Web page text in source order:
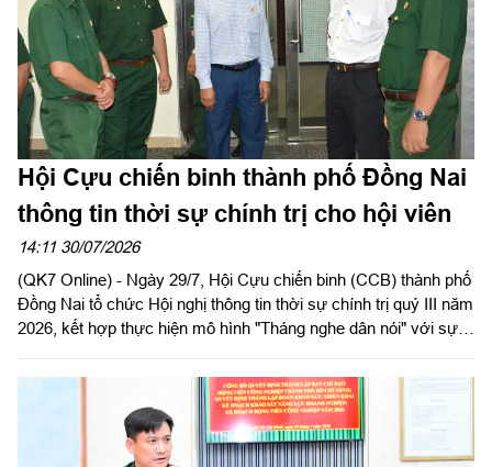
Hội Cựu chiến binh thành phố Đồng Nai
thông tin thời sự chính trị cho hội viên
14:11 30/07/2026
(QK7 Online) - Ngày 29/7, Hội Cựu chiến binh (CCB) thành phố
Đồng Nai tổ chức Hội nghị thông tin thời sự chính trị quý III năm
2026, kết hợp thực hiện mô hình "Tháng nghe dân nói" với sự
địa bàn.